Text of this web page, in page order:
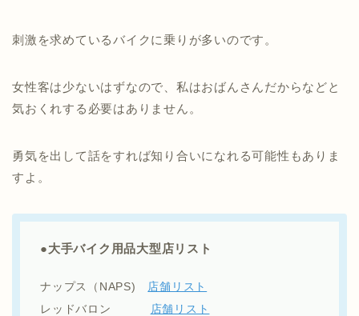
刺激を求めているバイクに乗りが多いのです。
女性客は少ないはずなので、私はおばんさんだからなどと
気おくれする必要はありません。
勇気を出して話をすれば知り合いになれる可能性もありま
すよ。
●大手バイク用品大型店リスト
ナップス（NAPS)
店舗リスト
レッドバロン
店舗リスト